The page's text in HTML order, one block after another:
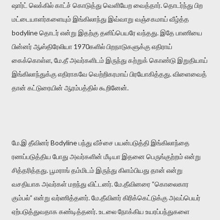
ஷார்ட் லெக்கில் காட்ச் கொடுத்து வெளியேற வைத்தார். தொடர்ந்து பிற
மட்டையாளர்களையும் இங்கிலாந்து இவ்வாறு வஞ்சகமாய் வீழ்த்த
bodyline தொடர் என்று இதற்கு தனிப்பெயரே வந்தது. இதே பாணியை
பின்னர் ஆஸ்திரேலியா 1970களில் பிறநாடுகளுக்கு எதிராய்
கைக்கொள்ள, மே.தீ அவர்களிடம் இருந்து கற்றுக் கொண்டு இறுதியாய்
இங்கிலாந்துக்கு எதிராகவே வெற்றிகரமாய் பிரயோகித்தது. விளைவைத்
தான் கட்டுரையின் ஆரம்பத்தில் கூறினேன்.
மே.இ தீவினர் Bodyline பந்து வீச்சை பயன்படுத்தி இங்கிலாந்தை
ரணப்படுத்திய போது அவர்களின் மீடியா இதனை பெருங்குற்றம் என்று
சித்தரித்தது. பூமராங் தம்மிடம் இருந்து கிளம்பியது தான் என்று
வசதியாக அவர்கள் மறந்து விட்டனர். மே.தீவினரை “கொலைகார
கும்பல்” என்று வர்ணித்தனர். மே.தீவினர் கிரிக்கெட்டுக்கு அவப்பெயர்
ஏற்படுத்துவதாக கண்டித்தனர். உடலை நோக்கிய உயரப்பந்துகளை